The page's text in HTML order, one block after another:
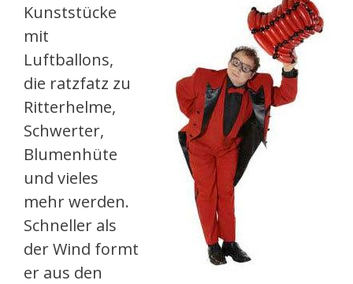
Kunststücke
mit
Luftballons,
die ratzfatz zu
Ritterhelme,
Schwerter,
Blumenhüte
und vieles
mehr werden.
Schneller als
der Wind formt
er aus den